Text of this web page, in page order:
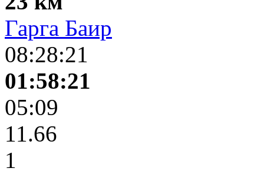
Гарга Баир
08:28:21
01:58:21
05:09
11.66
1